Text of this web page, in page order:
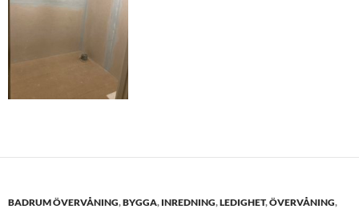
BADRUM ÖVERVÅNING,BYGGA, INREDNING,LEDIGHET,ÖVERVÅNING,